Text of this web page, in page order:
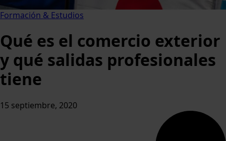
Formación & Estudios
Qué es el comercio exterior
y qué salidas profesionales
tiene
15 septiembre, 2020